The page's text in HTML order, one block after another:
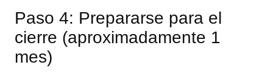
Paso 4: Prepararse para el
cierre (aproximadamente 1
mes)